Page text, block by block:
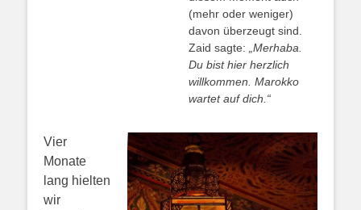
(mehr oder weniger)
davon überzeugt sind.
Zaid sagte: „Merhaba.
Du bist hier herzlich
willkommen. Marokko
wartet auf dich.“
Vier
Monate
lang hielten
wir